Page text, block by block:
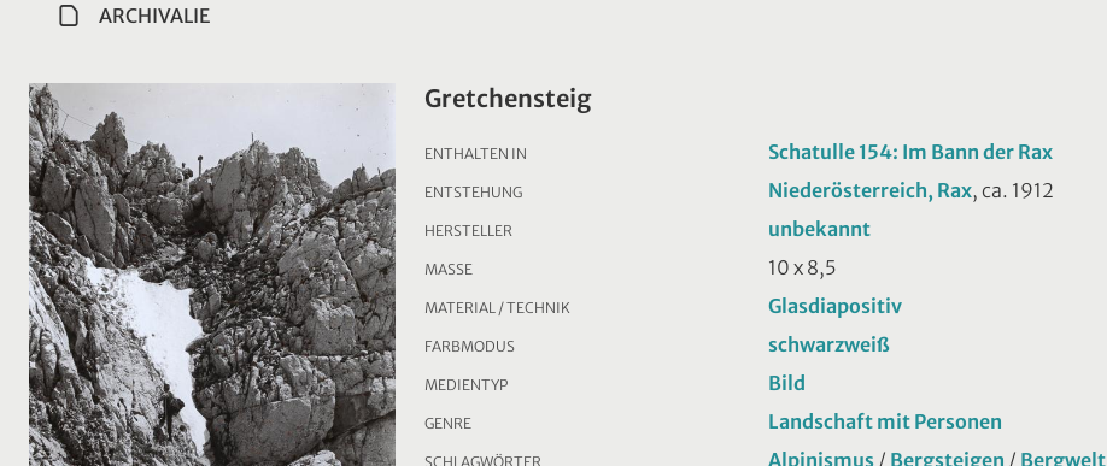
ARCHIVALIE
Gretchensteig
ENTHALTEN IN Schatulle 154: Im Bann der Rax
ENTSTEHUNG Niederösterreich, Rax, ca. 1912
HERSTELLER unbekannt
MASSE 10 x 8,5
MATERIAL / TECHNIK Glasdiapositiv
FARBMODUS schwarzweiß
MEDIENTYP Bild
GENRE Landschaft mit Personen
SCHLAGWÖRTER Alpinismus / Bergsteigen / Bergwelt